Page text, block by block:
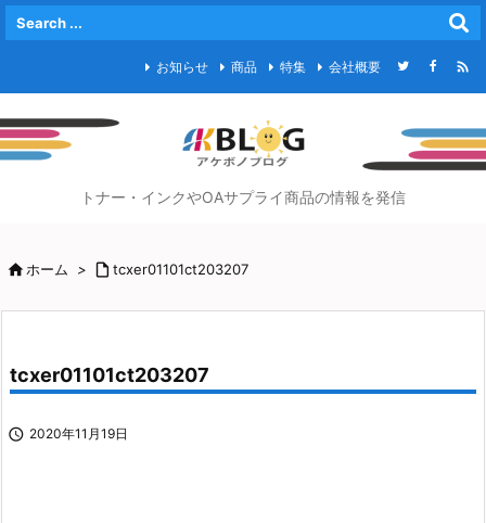
お知らせ 商品 特集 会社概要 
トナー・インクやOAサプライ商品の情報を発信
ホーム >  tcxer01101ct203207
tcxer01101ct203207
 2020年11月19日